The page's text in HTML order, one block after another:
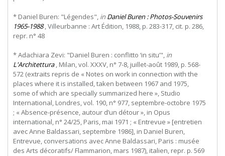
* Daniel Buren: "Légendes", in Daniel Buren : Photos-Souvenirs
1965-1988, Villeurbanne : Art Édition, 1988, p. 283-317, cit. p. 286,
repr. n° 48
* Adachiara Zevi: "Daniel Buren : conflitto ‘in situ’", in
L'Architettura, Milan, vol. XXXV, n° 7-8, juillet-août 1989, p. 568-
572 (extraits repris de « Notes on work in connection with the
places where it is installed, taken between 1967 and 1975,
some of which are specially summarized here », Studio
International, Londres, vol. 190, n° 977, septembre-octobre 1975
; « Absence-présence, autour d’un détour », in Opus
international, n° 24/25, Paris, mai 1971 ; « Entrevue » [entretien
avec Anne Baldassari, septembre 1986], in Daniel Buren,
Entrevue, conversations avec Anne Baldassari, Paris : musée
des Arts décoratifs/ Flammarion, mars 1987), italien, repr. p. 569